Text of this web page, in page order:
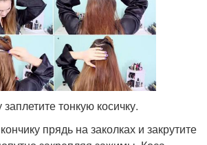
тонкую косичку.
прядь на заколках и закрутите